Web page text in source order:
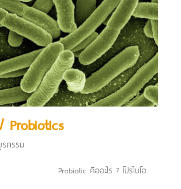
Probiotics
กรรม
คืออะไร ? โปรไบโอ